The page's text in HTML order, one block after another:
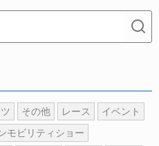
その他 レース
イベント
モビリティショー